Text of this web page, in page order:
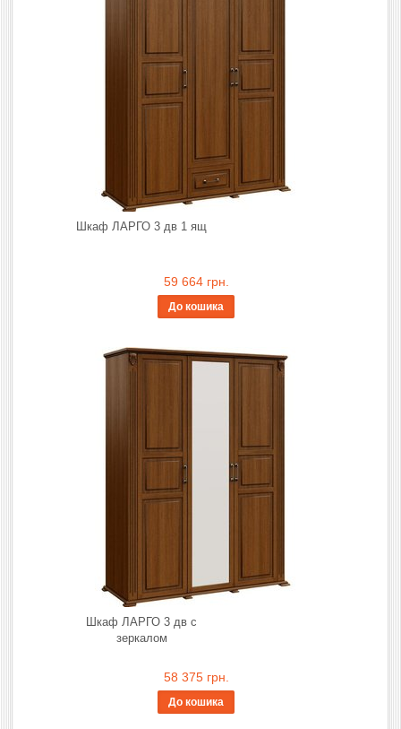
Шкаф ЛАРГО 3 дв 1 ящ
59 664 грн.
До кошика
Шкаф ЛАРГО 3 дв с
зеркалом
58 375 грн.
До кошика